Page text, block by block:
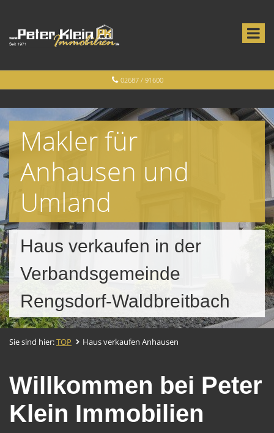
02687 / 91600
Makler für
Anhausen und
Umland
Haus verkaufen in der
Verbandsgemeinde
Rengsdorf-Waldbreitbach
Sie sind hier:TOP Haus verkaufen Anhausen
Willkommen bei Peter
Klein Immobilien